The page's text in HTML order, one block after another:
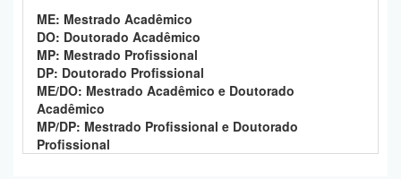
ME: Mestrado Acadêmico
DO: Doutorado Acadêmico
MP: Mestrado Profissional
DP: Doutorado Profissional
ME/DO: Mestrado Acadêmico e Doutorado
Acadêmico
MP/DP: Mestrado Profissional e Doutorado
Profissional